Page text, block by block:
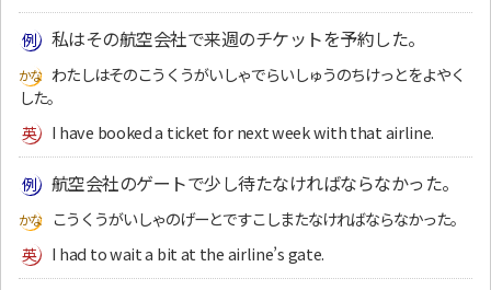
私はその航空会社で来週のチケットを予約した。
わたしはそのこうくうがいしゃでらいしゅうのちけっとをよやく
した。
I have booked a ticket for next week with that airline.
航空会社のゲートで少し待たなければならなかった。
こうくうがいしゃのげーとですこしまたなければならなかった。
I had to wait a bit at the airline’s gate.